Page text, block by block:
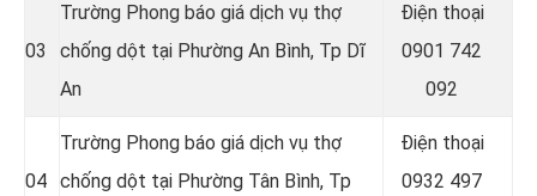
03
Trường Phong báo giá dịch vụ thợ
chống dột tại Phường An Bình, Tp Dĩ
An
Điện thoại
0901 742
092
04
Trường Phong báo giá dịch vụ thợ
chống dột tại Phường Tân Bình, Tp
Điện thoại
0932 497